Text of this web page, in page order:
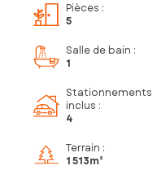
Pièces :
5
Salle de bain :
1
Stationnements
inclus :
4
Terrain :
1 513m²